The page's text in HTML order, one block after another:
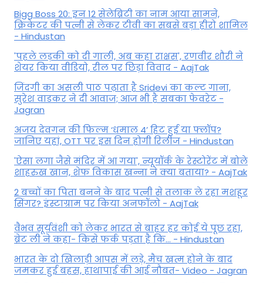
Bigg Boss 20: इन 12 सेलेब्रिटी का नाम आया सामने,
क्रिकेटर की पत्नी से लेकर टीवी का सबसे बड़ा हीरो शामिल
- Hindustan
'पहले लड़की को दी गाली, अब कहा राक्षस', रणवीर शौरी ने
शेयर किया वीडियो, रील पर छिड़ा विवाद - AajTak
जिंदगी का असली पाठ पढ़ाता है Sridevi का कल्ट गाना,
सुरेश वाडकर ने दी आवाज; आज भी है सबका फेवरेट -
Jagran
अजय देवगन की फिल्म ‘धमाल 4’ हिट हुई या फ्लॉप?
जानिए यहां, OTT पर इस दिन होगी रिलीज - Hindustan
'ऐसा लगा जैसे मंदिर में आ गया', न्यूयॉर्क के रेस्टोरेंट में बोले
शाहरुख खान, शेफ विकास खन्ना ने क्या बताया? - AajTak
2 बच्चों का पिता बनने के बाद पत्नी से तलाक ले रहा मशहूर
सिंगर? इंस्टाग्राम पर किया अनफॉलो - AajTak
वैभव सूर्यवंशी को लेकर भारत से बाहर हर कोई ये पूछ रहा,
ब्रेट ली ने कहा- किसे फर्क पड़ता है कि… - Hindustan
भारत के दो खिलाड़ी आपस में लड़े, मैच खत्म होने के बाद
जमकर हुई बहस, हाथापाई की आई नौबत- Video - Jagran